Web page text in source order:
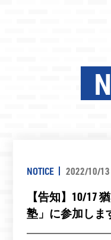
NOTICE 2022/10/13
【告知】10/17
塾」に参加しま